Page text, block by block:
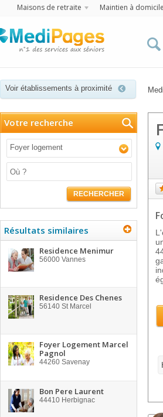
Maisons de retraite Maintien à domicile
Voir établissements à proximité
Votre recherche
Foyer logement
RECHERCHER
Résultats similaires
Residence Menimur
56000 Vannes
Residence Des Chenes
56140 St Marcel
Foyer Logement Marcel
Pagnol
44260 Savenay
Bon Pere Laurent
44410 Herbignac